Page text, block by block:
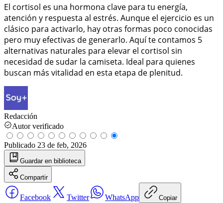
El cortisol es una hormona clave para tu energía,
atención y respuesta al estrés. Aunque el ejercicio es un
clásico para activarlo, hay otras formas poco conocidas
pero muy efectivas de generarlo. Aquí te contamos 5
alternativas naturales para elevar el cortisol sin
necesidad de sudar la camiseta. Ideal para quienes
buscan más vitalidad en esta etapa de plenitud.
Redacción
Autor verificado
Publicado 23 de feb, 2026
Guardar en biblioteca
Compartir
Facebook Twitter WhatsApp Copiar